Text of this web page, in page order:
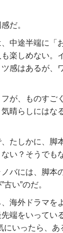
だ。
中途半端に「
楽しめない。
感はあるが、
フが、ものすご
晴らしにはな
たしかに、脚
い？そうでも
ノバには、脚本
い”のだ。
海外ドラマを
端をいってい
にいったら、